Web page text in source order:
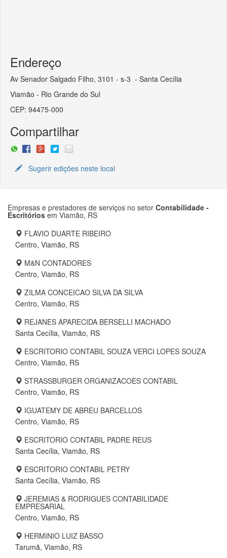
Endereço
Av Senador Salgado Filho, 3101 - s-3 - Santa Cecília
Viamão - Rio Grande do Sul
CEP: 94475-000
Compartilhar
Sugerir edições neste local
Empresas e prestadores de serviços no setor Contabilidade -
Escritórios em Viamão, RS
FLAVIO DUARTE RIBEIRO
Centro, Viamão, RS
M&N CONTADORES
Centro, Viamão, RS
ZILMA CONCEICAO SILVA DA SILVA
Centro, Viamão, RS
REJANES APARECIDA BERSELLI MACHADO
Santa Cecília, Viamão, RS
ESCRITORIO CONTABIL SOUZA VERCI LOPES SOUZA
Centro, Viamão, RS
STRASSBURGER ORGANIZACOES CONTABIL
Centro, Viamão, RS
IGUATEMY DE ABREU BARCELLOS
Centro, Viamão, RS
ESCRITORIO CONTABIL PADRE REUS
Santa Cecília, Viamão, RS
ESCRITORIO CONTABIL PETRY
Santa Cecília, Viamão, RS
JEREMIAS & RODRIGUES CONTABILIDADE
EMPRESARIAL
Centro, Viamão, RS
HERMINIO LUIZ BASSO
Tarumã, Viamão, RS